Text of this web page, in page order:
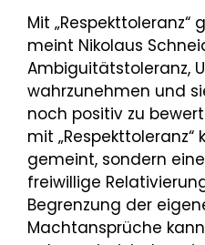
Mit
meint Nikolaus
Ambiguitätstoleranz,
wahrzunehmen und
noch positiv zu
mit „Respekttoleranz“
gemeint, sondern
freiwillige
Begrenzung der
Machtansprüche